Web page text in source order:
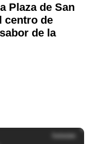
Plaza de San
centro de
de la